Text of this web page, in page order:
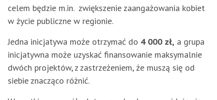
celem będzie m.in. zwiększenie zaangażowania kobiet
w życie publiczne w regionie.
Jedna inicjatywa może otrzymać do 4 000 zł, a grupa
inicjatywna może uzyskać finansowanie maksymalnie
dwóch projektów, z zastrzeżeniem, że muszą się od
siebie znacząco różnić.